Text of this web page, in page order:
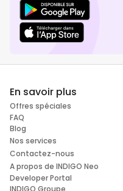
En savoir plus
Offres spéciales
FAQ
Blog
Nos services
Contactez-nous
A propos de INDIGO Neo
Developer Portal